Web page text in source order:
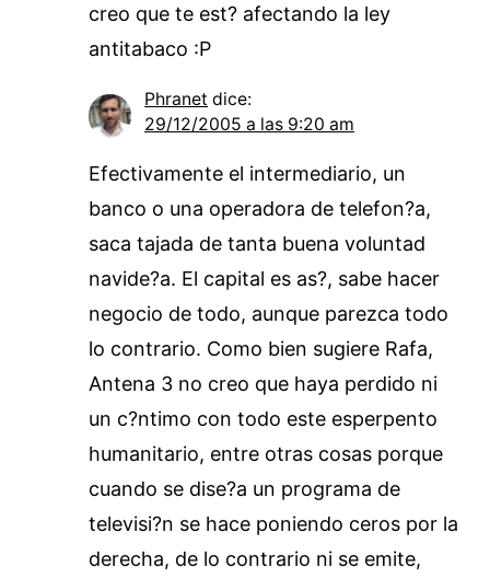
creo que te est? afectando la ley
antitabaco :P
Phranet dice:
29/12/2005 a las 9:20 am
Efectivamente el intermediario, un
banco o una operadora de telefon?a,
saca tajada de tanta buena voluntad
navide?a. El capital es as?, sabe hacer
negocio de todo, aunque parezca todo
lo contrario. Como bien sugiere Rafa,
Antena 3 no creo que haya perdido ni
un c?ntimo con todo este esperpento
humanitario, entre otras cosas porque
cuando se dise?a un programa de
televisi?n se hace poniendo ceros por la
derecha, de lo contrario ni se emite,